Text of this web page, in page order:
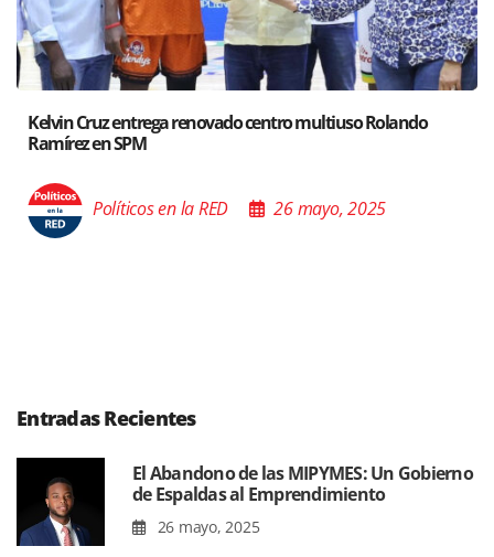
Santiago acoge exposición del Ministro de Cultura sobre
Poder de las Buenas Palabras”
Políticos en la RED 26 mayo, 2025
Entradas Recientes
El Abandono de las MIPYMES: Un Gobierno
de Espaldas al Emprendimiento
26 mayo, 2025